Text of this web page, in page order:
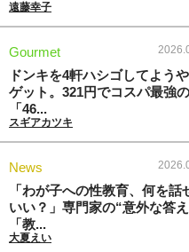
遠藤幸子
Gourmet
ドンキを4軒ハシゴしてようや
ゲット。321円でコスパ最強の
「46...
スギアカツキ
News
「わが子への性教育、何を話
いい？」専門家の“意外な答え
「教...
大夏えい